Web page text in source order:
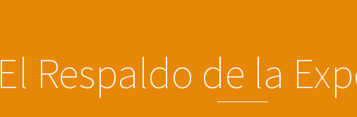
El Respaldo de la